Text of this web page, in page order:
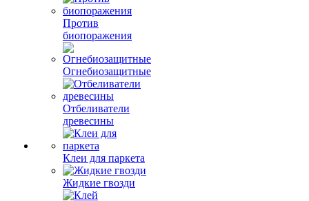
Против
биопоражения
Огнебиозащитные
Отбеливатели
древесины
Клеи для паркета
Жидкие гвозди